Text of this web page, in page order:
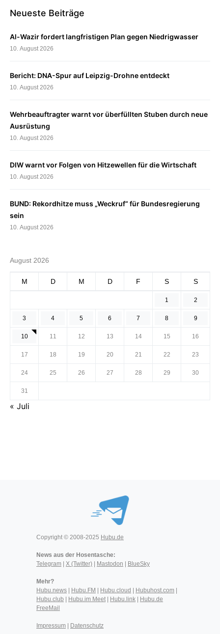
Neueste Beiträge
Al-Wazir fordert langfristigen Plan gegen Niedrigwasser
10. August 2026
Bericht: DNA-Spur auf Leipzig-Drohne entdeckt
10. August 2026
Wehrbeauftragter warnt vor überfüllten Stuben durch neue
Ausrüstung
10. August 2026
DIW warnt vor Folgen von Hitzewellen für die Wirtschaft
10. August 2026
BUND: Rekordhitze muss „Weckruf“ für Bundesregierung
sein
10. August 2026
August 2026
M D M D F S S
1 2
3 4 5 6 7 8 9
10 11 12 13 14 15 16
17 18 19 20 21 22 23
24 25 26 27 28 29 30
31
« Juli
Copyright © 2008-2025 Hubu.de
News aus der Hosentasche:
Telegram
X (Twitter) Mastodon BlueSky
Mehr?
Hubu.news
Hubu.FM Hubu.cloud Hubuhost.com
Hubu.club
Hubu.im Meet| Hubu.link
Hubu.de
FreeMail
Impressum Datenschutz